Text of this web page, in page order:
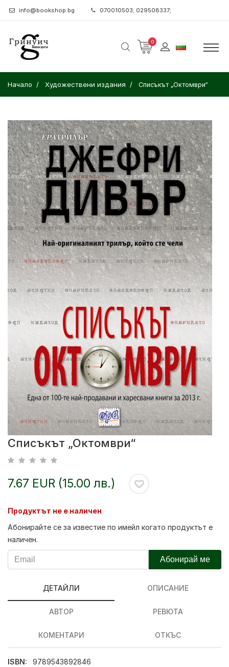
info@bookshop.bg 070010503; 029508337;
0
Начало Художествени издания Списъкът „Октомври“
Списъкът „Октомври“
7.67 EUR (15.00 лв.)
Продуктът не е наличен
Абонирайте се за известие по имейл когато продуктът е
наличен.
Абонирай ме
ДЕТАЙЛИ ОПИСАНИЕ
АВТОР РЕВЮТА
КОМЕНТАРИ ОТКЪС
ISBN:
9789543892846